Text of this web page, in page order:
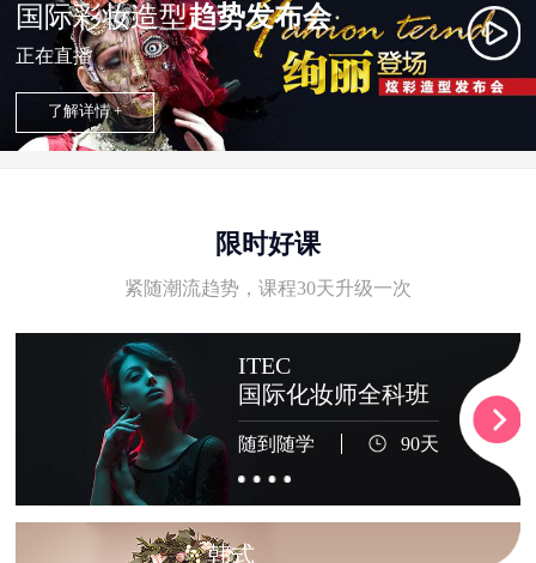
国际彩妆造型趋势发布会
正在直播
了解详情 +
限时好课
紧随潮流趋势，课程30天升级一次
ITEC
国际化妆师全科班
随到随学 90天
韩式